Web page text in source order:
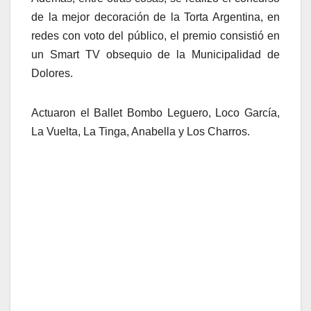
de la mejor decoración de la Torta Argentina, en
redes con voto del público, el premio consistió en
un Smart TV obsequio de la Municipalidad de
Dolores.
Actuaron el Ballet Bombo Leguero, Loco García,
La Vuelta, La Tinga, Anabella y Los Charros.